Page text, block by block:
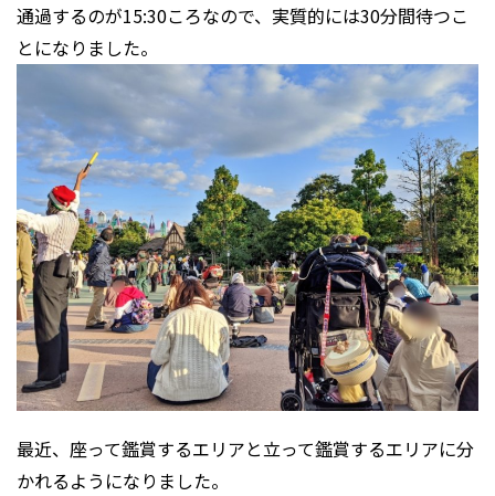
通過するのが15:30ころなので、実質的には30分間待つこ
とになりました。
最近、座って鑑賞するエリアと立って鑑賞するエリアに分
かれるようになりました。